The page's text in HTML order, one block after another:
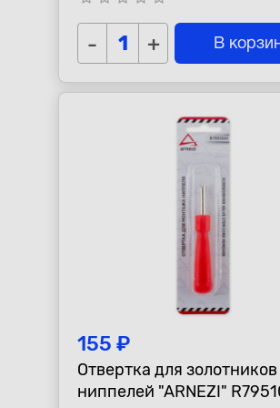
- + В
155 ₽
Отвертка для золотников
ниппелей "ARNEZI"